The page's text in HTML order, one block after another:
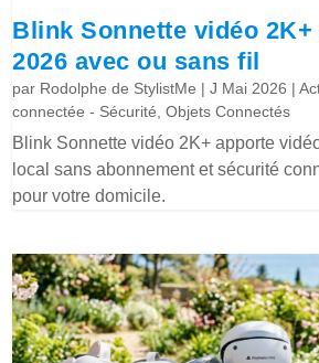
Blink Sonnette vidéo
2026 avec ou sans fil
par Rodolphe de StylistMe |J Mai 2026 |
connectée - Sécurité ,Objets Connectés
Blink Sonnette vidéo 2K+ apporte
local sans abonnement et sécurité
pour votre domicile.